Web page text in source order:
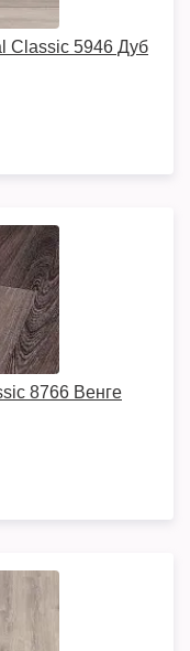
Classic 5946 Дуб
8766 Венге